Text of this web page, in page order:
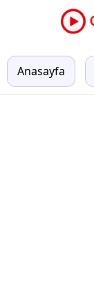
Anasayfa